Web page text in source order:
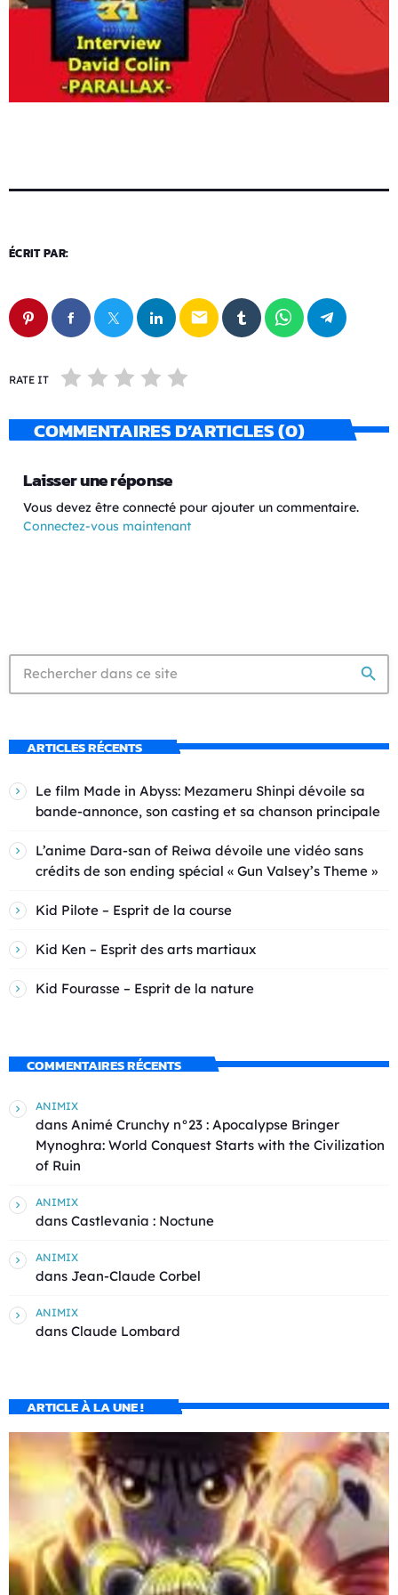
ÉCRIT PAR:
email
RATE IT
COMMENTAIRES D’ARTICLES (0)
Laisser une réponse
Vous devez être connecté pour ajouter un commentaire.
Connectez-vous maintenant
search
ARTICLES RÉCENTS
Le film Made in Abyss: Mezameru Shinpi dévoile sa
bande-annonce, son casting et sa chanson principale
L’anime Dara-san of Reiwa dévoile une vidéo sans
crédits de son ending spécial « Gun Valsey’s Theme »
Kid Pilote – Esprit de la course
Kid Ken – Esprit des arts martiaux
Kid Fourasse – Esprit de la nature
COMMENTAIRES RÉCENTS
ANIMIX
dans Animé Crunchy n°23 : Apocalypse Bringer
Mynoghra: World Conquest Starts with the Civilization
of Ruin
ANIMIX
dans Castlevania : Noctune
ANIMIX
dans Jean-Claude Corbel
ANIMIX
dans Claude Lombard
ARTICLE À LA UNE !